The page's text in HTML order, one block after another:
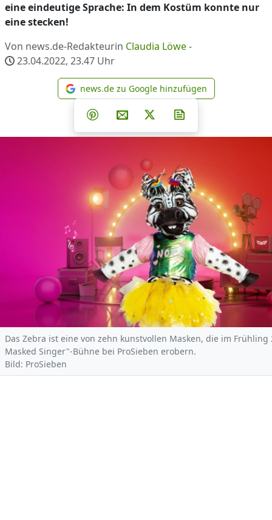
eine eindeutige Sprache: In dem Kostüm konnte nur
eine stecken!
Von news.de-Redakteurin Claudia Löwe-
23.04.2022, 23.47 Uhr
news.de zu Google
news.de zu Google hinzufügen
Teilen auf Facebook
Teilen auf Whatsapp
Teilen auf Telegram
Teilen auf Pinterest
Per E-Mail teilen
Post auf X
Das Zebra ist eine von zehn kunstvollen Masken, die im Frühling
Masked Singer"-Bühne bei ProSieben erobern.
Bild: ProSieben